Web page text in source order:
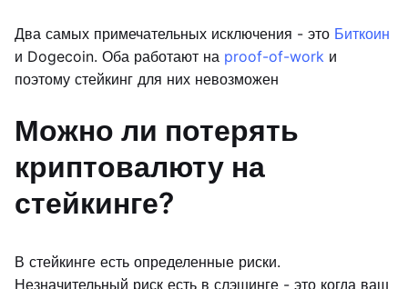
Два самых примечательных исключения - это Биткоин
и Dogecoin. Оба работают на proof-of-work и
поэтому стейкинг для них невозможен
Можно ли потерять
криптовалюту на
стейкинге?
В стейкинге есть определенные риски.
Незначительный риск есть в слэшинге - это когда ваш